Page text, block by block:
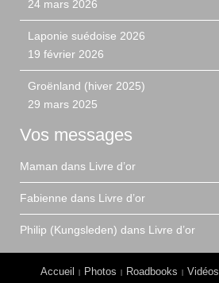
24 mars 2026
Laponie suédoise 2026
19 février 2026
Groënland (hiver 2025)
29 mars 2025
Vos messages
Maman dans Livre d’or
Fabienne dans Livre d’or
Philip (Kungsleden) dans Livre d’or
Accueil Photos Roadbooks Vidéos